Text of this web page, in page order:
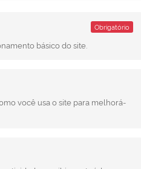
Obrigatório
básico do site.
você usa o site para melhorá-